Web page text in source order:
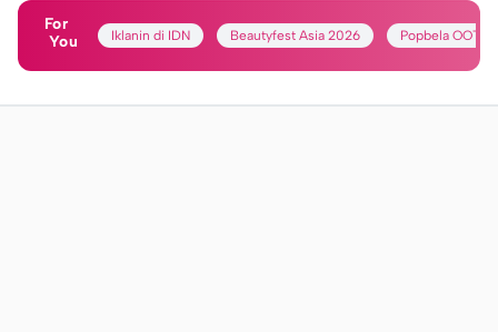
For
You
Iklanin di IDN Beautyfest Asia 2026 Popbela OOTD